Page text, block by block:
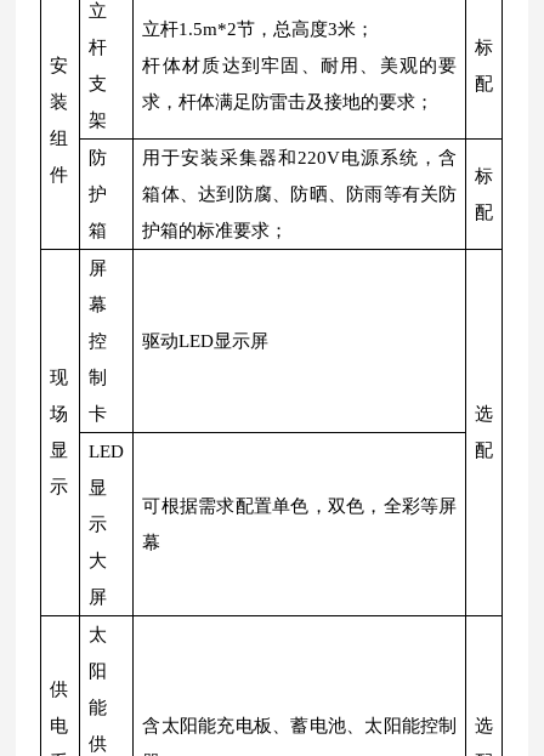
安
装
组
件
立
杆
支
架
立杆1.5m*2节，总高度3米；
杆体材质达到牢固、耐用、美观的要
求，杆体满足防雷击及接地的要求；
标
配
防
护
箱
用于安装采集器和220V电源系统，含
箱体、达到防腐、防晒、防雨等有关防
护箱的标准要求；
标
配
现
场
显
示
屏
幕
控
制
卡
驱动LED显示屏
选
配
LED
显
示
大
屏
可根据需求配置单色，双色，全彩等屏
幕
供
电
太
阳
能
供
含太阳能充电板、蓄电池、太阳能控制
选